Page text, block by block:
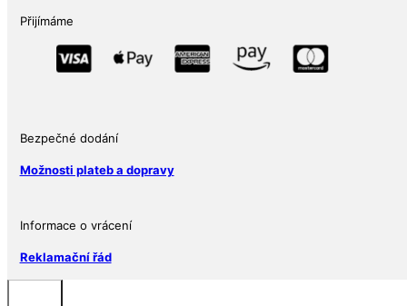
Bond
Gun
1/2
Oz
2021
Přijímáme
Bezpečné dodání
Možnosti plateb a dopravy
Informace o vrácení
Reklamační řád